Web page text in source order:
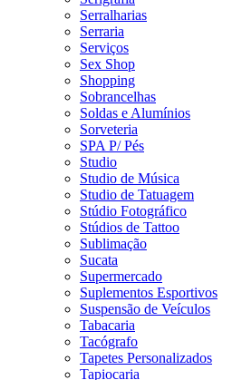
Serralharias
Serraria
Serviços
Sex Shop
Shopping
Sobrancelhas
Soldas e Alumínios
Sorveteria
SPA P/ Pés
Studio
Studio de Música
Studio de Tatuagem
Stúdio Fotográfico
Stúdios de Tattoo
Sublimação
Sucata
Supermercado
Suplementos Esportivos
Suspensão de Veículos
Tabacaria
Tacógrafo
Tapetes Personalizados
Tapiocaria